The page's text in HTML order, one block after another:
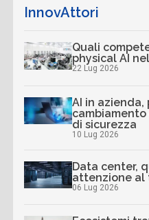
InnovAttori
Quali
physical AI
22 Lug 2026
AI in
di sicurezza
10 Lug 2026
Data center,
attenzione al
06 Lug 2026